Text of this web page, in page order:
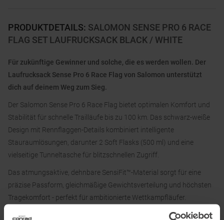
PRODUKTDETAILS: SALOMON SENSE PRO 6 RACE
FLAG SET LAUFRUCKSACK BLACK / WHITE
Für zukünftige Gewinner und solche, die es werden wollen. Der
Laufrucksack Sense Pro 6 Race Flag von Salomon unterstützt
dich auf deinem Weg zum Sieg.
Der Salomon Sense Pro 6 Race Flag bietet optimalen Komfort und
Stabilität für schnelle Trailläufe bis zu 100 km. Das schwarz-weiße
Design mit Rennflaggen-Details kombiniert intelligente
Stauraumlösungen, darunter 2 Soft Flasks (500 ml) und eine
vielseitige Tunneltasche für blitzschnellen Zugriff.
Das atmungsaktive, dehnbare SensiFit™-Material sorgt für eine
präzise Passform, gleichmäßige Gewichtsverteilung und höchsten
Tragekomfort - perfekt für ambitionierte Wettkampfläufer.